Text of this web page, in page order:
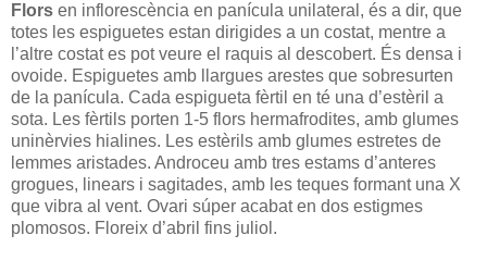
Flors en inflorescència en panícula unilateral, és a dir, que
totes les espiguetes estan dirigides a un costat, mentre a
l’altre costat es pot veure el raquis al descobert. És densa i
ovoide. Espiguetes amb llargues arestes que sobresurten
de la panícula. Cada espigueta fèrtil en té una d’estèril a
sota. Les fèrtils porten 1-5 flors hermafrodites, amb glumes
uninèrvies hialines. Les estèrils amb glumes estretes de
lemmes aristades. Androceu amb tres estams d’anteres
grogues, linears i sagitades, amb les teques formant una X
que vibra al vent. Ovari súper acabat en dos estigmes
plomosos. Floreix d’abril fins juliol.